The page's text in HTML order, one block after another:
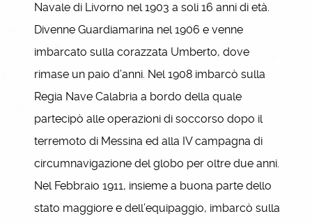
Navale di Livorno nel 1903 a soli 16 anni di età.
Divenne Guardiamarina nel 1906 e venne
imbarcato sulla corazzata Umberto, dove
rimase un paio d’anni. Nel 1908 imbarcò sulla
Regia Nave Calabria a bordo della quale
partecipò alle operazioni di soccorso dopo il
terremoto di Messina ed alla IV campagna di
circumnavigazione del globo per oltre due anni.
Nel Febbraio 1911, insieme a buona parte dello
stato maggiore e dell’equipaggio, imbarcò sulla